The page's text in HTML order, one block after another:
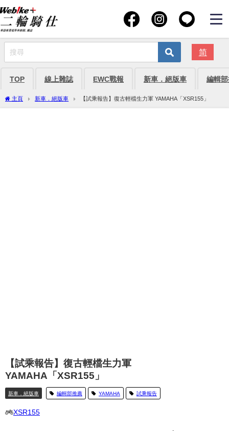
简
TOP 線上雜誌 EWC戰報 新車．絕版車 編輯
主頁 新車．絕版車 【試乘報告】復古輕檔生力軍 YAMAHA「XSR155」
【試乘報告】復古輕檔生力軍
YAMAHA「XSR155」
新車．絕版車 編輯部推薦 YAMAHA 試乘報告
XSR155